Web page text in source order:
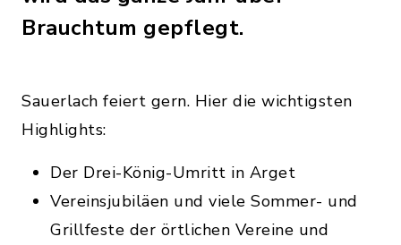
Brauchtum gepflegt.
Sauerlach feiert gern. Hier die wichtigsten
Highlights:
Der Drei-König-Umritt in Arget
Vereinsjubiläen und viele Sommer- und
Grillfeste der örtlichen Vereine und